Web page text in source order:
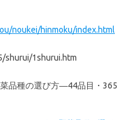
noukei/hinmoku/index.html
shurui/1shurui.htm
品種の選び方―44品目・365